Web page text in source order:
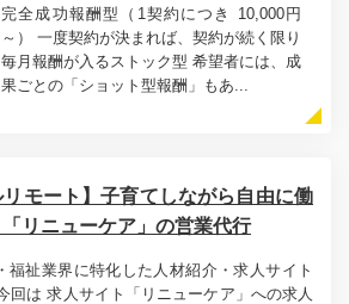
完全成功報酬型（1契約につき 10,000円
～） 一度契約が決まれば、契約が続く限り
毎月報酬が入るストック型 希望者には、成
果ごとの「ショット型報酬」もあ...
リモート】子育てしながら自由に働
リニューケア」の営業代行
福祉業界に特化した人材紹介・求人サイト
回は 求人サイト「リニューケア」への求人